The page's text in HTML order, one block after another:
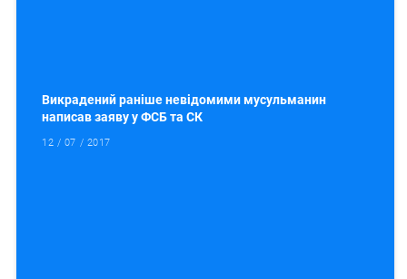
Викрадений раніше невідомими мусульманин
написав заяву у ФСБ та СК
12 / 07 / 2017